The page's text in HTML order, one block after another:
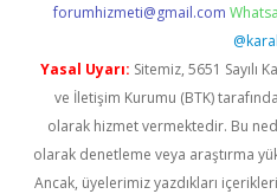
forumhizmeti@gmail.com
Yasal Uyarı: Sitemiz, 5651 Sayılı
ve İletişim Kurumu (BTK)
olarak hizmet vermektedir. Bu
olarak denetleme veya araştırma
Ancak, üyelerimiz yazdıkları